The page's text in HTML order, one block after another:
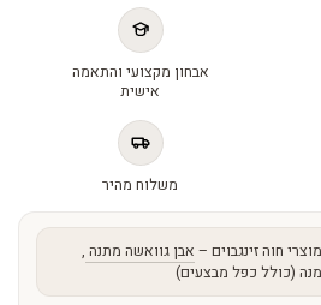
אבחון מקצועי והתאמה
אישית
משלוח מהיר
חוה זינגבוים – אבן גוואשה מתנה ,
(כולל כפל מבצעים)